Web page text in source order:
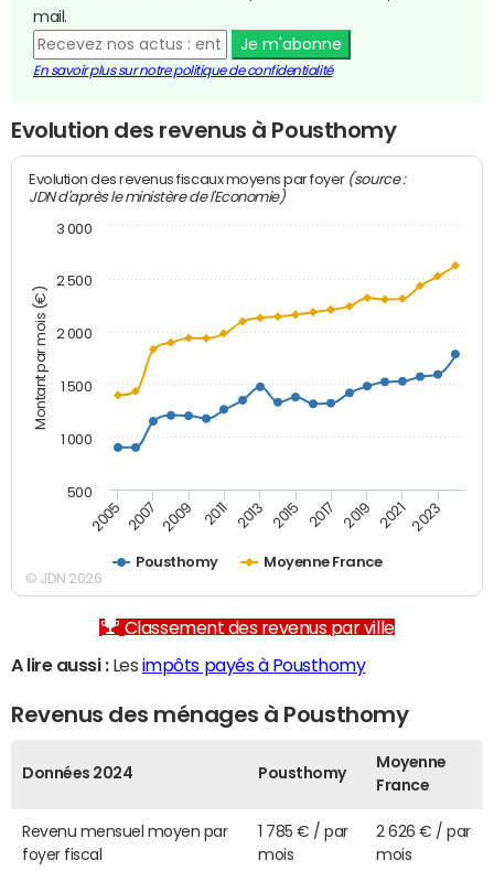
mail.
Je m'abonne
En savoir plus sur notre politique de confidentialité
Evolution des revenus à Pousthomy
Montant par mois (€)
Evolution des revenus fiscaux moyens par foyer (source :
JDN d'après le ministère de l'Economie)
Pousthomy Moyenne France
2005 2007 2009 2011 2013 2015 2017 2019 2021 2023
500
1 000
1 500
2 000
2 500
3 000
© JDN 2026
Classement des revenus par ville
A lire aussi :Les impôts payés à Pousthomy
Revenus des ménages à Pousthomy
Données 2024 Pousthomy
Moyenne
France
Revenu mensuel moyen par
foyer fiscal
1 785 € / par
mois
2 626 € / par
mois